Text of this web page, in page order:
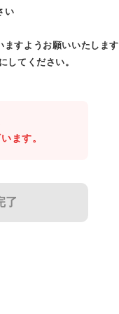
い
すようお願いいたします
してください。
ます。
了